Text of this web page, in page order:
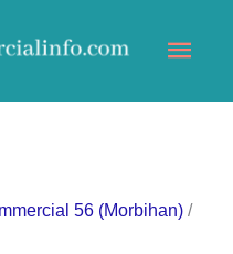
56 (Morbihan) /